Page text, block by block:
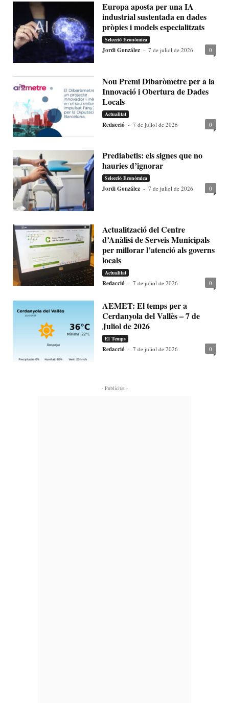
Europa aposta per una IA
industrial sustentada en dades
pròpies i models especialitzats
Selecció Econòmica
Jordi González - 7 de juliol de 2026 0
Nou Premi Dibaròmetre per a la
Innovació i Obertura de Dades
Locals
Actualitat
Redacció - 7 de juliol de 2026 0
Prediabetis: els signes que no
hauries d’ignorar
Selecció Econòmica
Jordi González - 7 de juliol de 2026 0
Actualització del Centre
d’Anàlisi de Serveis Municipals
per millorar l’atenció als governs
locals
Actualitat
Redacció - 7 de juliol de 2026 0
AEMET: El temps per a
Cerdanyola del Vallès – 7 de
Juliol de 2026
El Temps
Redacció - 7 de juliol de 2026 0
- Publicitat -